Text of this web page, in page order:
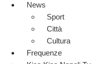
News
Sport
Città
Cultura
Frequenze